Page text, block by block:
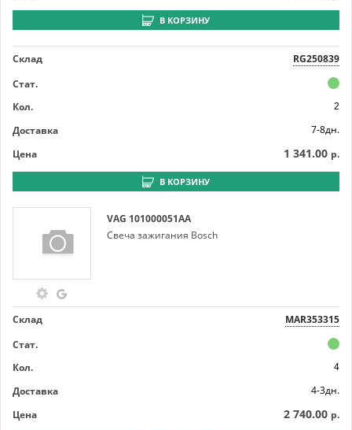
В КОРЗИНУ
Склад
RG250839
Стат.
Кол.
2
Доставка
7-8дн.
Цена
1 341.00 р.
В КОРЗИНУ
VAG 101000051AA
Свеча зажигания Bosch
Склад
MAR353315
Стат.
Кол.
4
Доставка
4-3дн.
Цена
2 740.00 р.